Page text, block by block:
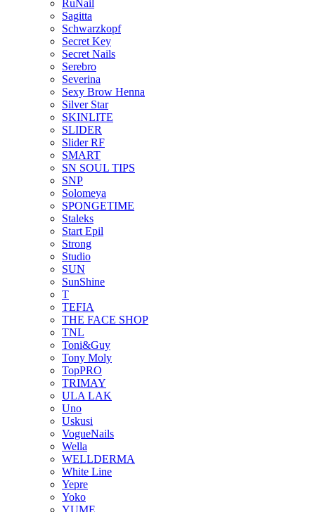
RuNail
Sagitta
Schwarzkopf
Secret Key
Secret Nails
Serebro
Severina
Sexy Brow Henna
Silver Star
SKINLITE
SLIDER
Slider RF
SMART
SN SOUL TIPS
SNP
Solomeya
SPONGETIME
Staleks
Start Epil
Strong
Studio
SUN
SunShine
T
TEFIA
THE FACE SHOP
TNL
Toni&Guy
Tony Moly
TopPRO
TRIMAY
ULA LAK
Uno
Uskusi
VogueNails
Wella
WELLDERMA
White Line
Yepre
Yoko
YUME